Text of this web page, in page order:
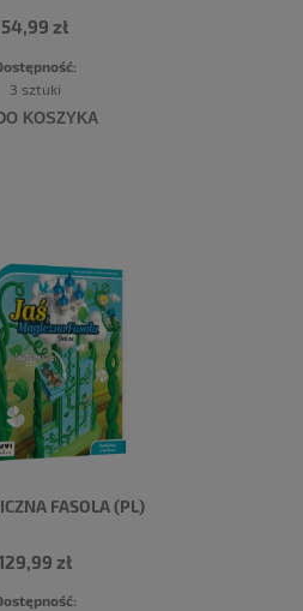
54,99 zł
3 sztuki
DO KOSZYKA
FASOLA (PL)
zł